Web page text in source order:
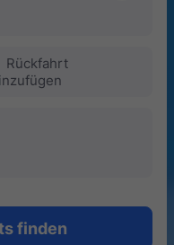
Rückfahrt
finden